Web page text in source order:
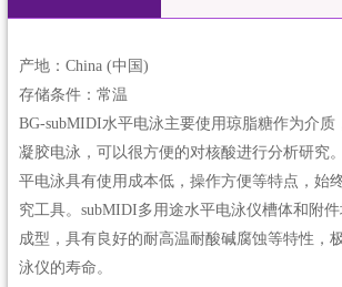
产地：China (中国)
存储条件：常温
BG-subMIDI水平电泳主要使用琼脂糖作为介质
凝胶电泳，可以很方便的对核酸进行分析研究
平电泳具有使用成本低，操作方便等特点，始
究工具。subMIDI多用途水平电泳仪槽体和附
成型，具有良好的耐高温耐酸碱腐蚀等特性，
泳仪的寿命。